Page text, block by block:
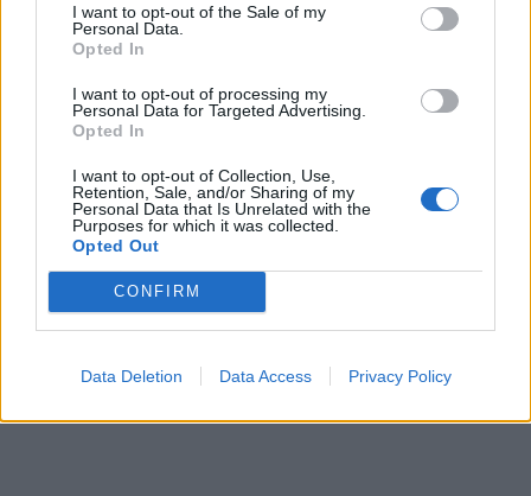
I want to opt-out of the Sale of my
Personal Data.
Opted In
I want to opt-out of processing my
Personal Data for Targeted Advertising.
Opted In
I want to opt-out of Collection, Use,
Retention, Sale, and/or Sharing of my
Personal Data that Is Unrelated with the
Purposes for which it was collected.
Opted Out
CONFIRM
Data Deletion Data Access Privacy Policy
A keresett cikk a portfolio.hu hírarchívumához
tartozik, melynek olvasása előfizetéses
regisztrációhoz kötött.
Az előfizetés a következőket tartalmazza:
Kötéslisták: BÉT elmúlt 2 év napon belüli
kötéslistái
Előfizetés
MÁR ELŐFIZETŐNK VAGY? BEJELENTKEZÉS